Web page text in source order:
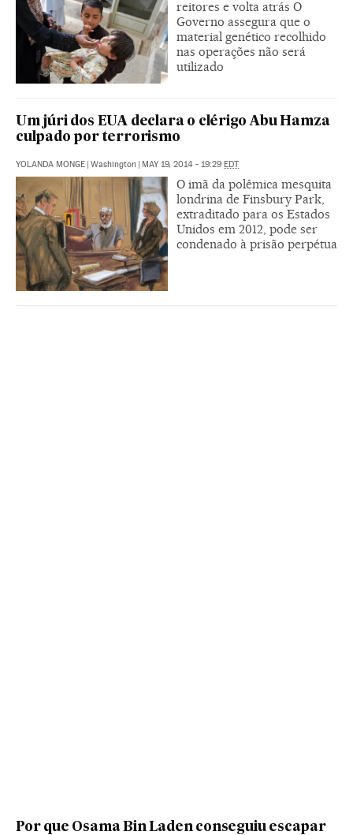
reitores e volta atrás O
Governo assegura que o
material genético recolhido
nas operações não será
utilizado
Um júri dos EUA declara o clérigo Abu Hamza
culpado por terrorismo
YOLANDA MONGE | Washington | MAY 19, 2014 - 19:29 EDT
O imã da polêmica mesquita
londrina de Finsbury Park,
extraditado para os Estados
Unidos em 2012, pode ser
condenado à prisão perpétua
Por que Osama Bin Laden conseguiu escapar